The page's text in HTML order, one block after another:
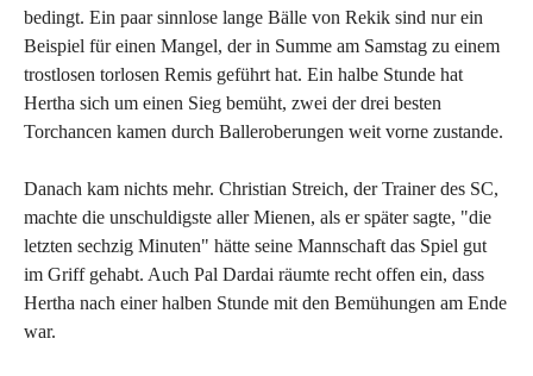
bedingt. Ein paar sinnlose lange Bälle von Rekik sind nur ein
Beispiel für einen Mangel, der in Summe am Samstag zu einem
trostlosen torlosen Remis geführt hat. Ein halbe Stunde hat
Hertha sich um einen Sieg bemüht, zwei der drei besten
Torchancen kamen durch Balleroberungen weit vorne zustande.
Danach kam nichts mehr. Christian Streich, der Trainer des SC,
machte die unschuldigste aller Mienen, als er später sagte, "die
letzten sechzig Minuten" hätte seine Mannschaft das Spiel gut
im Griff gehabt. Auch Pal Dardai räumte recht offen ein, dass
Hertha nach einer halben Stunde mit den Bemühungen am Ende
war.